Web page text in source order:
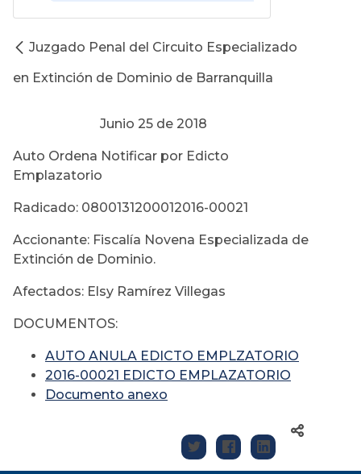
Juzgado Penal del Circuito Especializado
en Extinción de Dominio de Barranquilla
Junio 25 de 2018
Auto Ordena Notificar por Edicto
Emplazatorio
Radicado: 0800131200012016-00021
Accionante: Fiscalía Novena Especializada de
Extinción de Dominio.
Afectados: Elsy Ramírez Villegas
DOCUMENTOS:
AUTO ANULA EDICTO EMPLZATORIO
2016-00021 EDICTO EMPLAZATORIO
Documento anexo